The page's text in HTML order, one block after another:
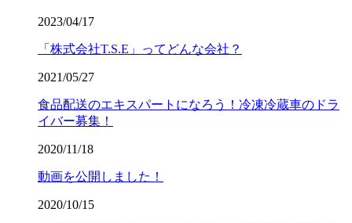
2023/04/17
「株式会社T.S.E」ってどんな会社？
2021/05/27
食品配送のエキスパートになろう！冷凍冷蔵車のドラ
イバー募集！
2020/11/18
動画を公開しました！
2020/10/15